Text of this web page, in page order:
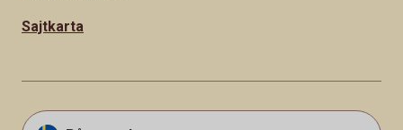
Sajtkarta